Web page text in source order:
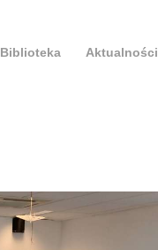
Biblioteka Aktualności